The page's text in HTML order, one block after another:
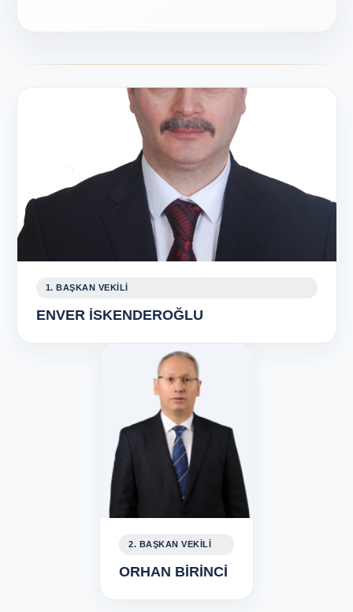
1. BAŞKAN VEKİLİ
ENVER İSKENDEROĞLU
2. BAŞKAN VEKİLİ
ORHAN BİRİNCİ